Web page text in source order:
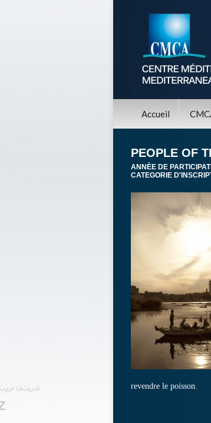
Accueil
PEOPLE OF
ANNÈE DE
CATEGORIE
revendre le poisson.